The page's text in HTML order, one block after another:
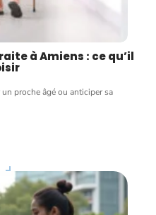
à Amiens : ce qu’il
proche âgé ou anticiper sa